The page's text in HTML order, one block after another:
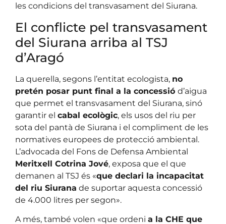
les condicions del transvasament del Siurana.
El conflicte pel transvasament
del Siurana arriba al TSJ
d’Aragó
La querella, segons l’entitat ecologista, no
pretén posar punt final a la concessió d’aigua
que permet el transvasament del Siurana, sinó
garantir el cabal ecològic, els usos del riu per
sota del pantà de Siurana i el compliment de les
normatives europees de protecció ambiental.
L’advocada del Fons de Defensa Ambiental
Meritxell Cotrina Jové, exposa que el que
demanen al TSJ és «que declari la incapacitat
del riu Siurana de suportar aquesta concessió
de 4.000 litres per segon».
A més, també volen «que ordeni a la CHE que